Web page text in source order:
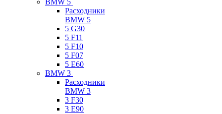
BMW 5
Расходники
BMW 5
5 G30
5 F11
5 F10
5 F07
5 E60
BMW 3
Расходники
BMW 3
3 F30
3 E90